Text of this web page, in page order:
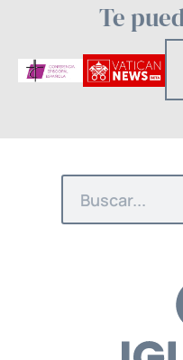
Te